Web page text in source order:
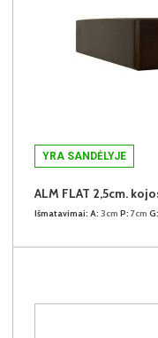
YRA SANDĖLYJE
ALM FLAT 2,5cm.
Išmatavimai: A: 3cm P: 7cm G: